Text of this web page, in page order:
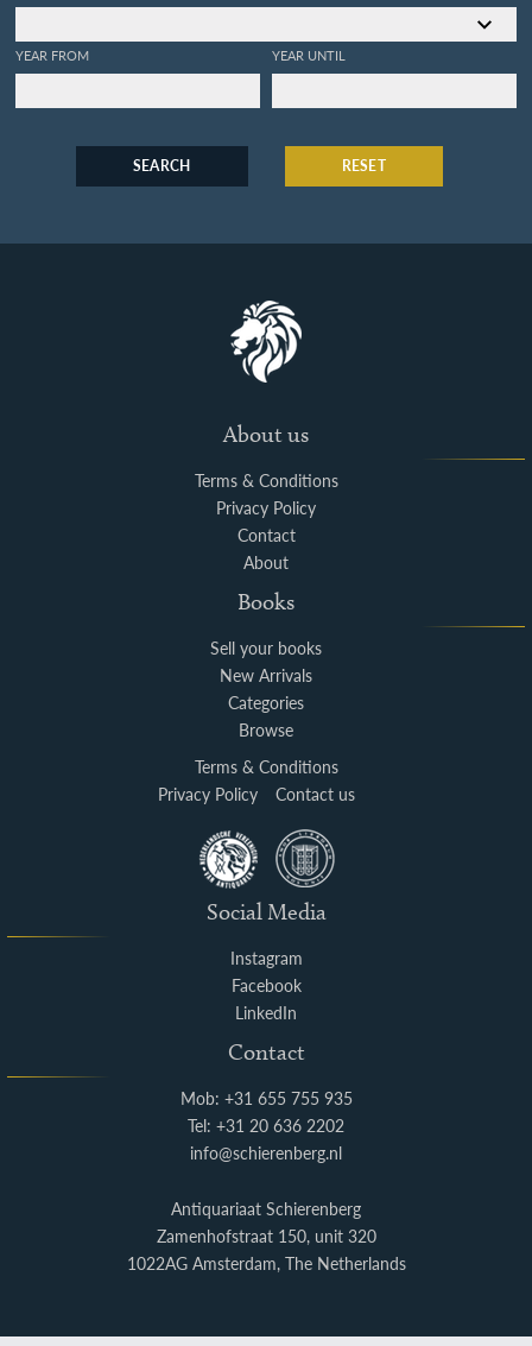
YEAR FROM YEAR UNTIL
SEARCH RESET
About us
Terms & Conditions
Privacy Policy
Contact
About
Books
Sell your books
New Arrivals
Categories
Browse
Terms & Conditions
Privacy Policy
Contact us
Social Media
Instagram
Facebook
LinkedIn
Contact
Mob: +31 655 755 935
Tel: +31 20 636 2202
info@schierenberg.nl
Antiquariaat Schierenberg
Zamenhofstraat 150, unit 320
1022AG Amsterdam, The Netherlands